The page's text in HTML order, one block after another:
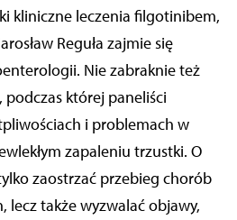
kliniczne leczenia filgotinibem,
Reguła zajmie się
Nie zabraknie też
podczas której paneliści
i problemach w
zapaleniu trzustki. O
zaostrzać przebieg chorób
lecz także wyzwalać objawy,